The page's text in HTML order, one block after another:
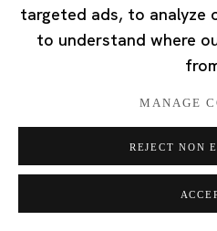
LOAD
targeted ads, to analyze
to understand where
MANAGE
REJECT NON